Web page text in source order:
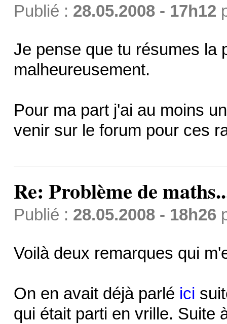
Publié : 28.05.2008 - 17h12
Je pense que tu résumes la
malheureusement.
Pour ma part j'ai au moins
venir sur le forum pour ces
Re: Problème de
Publié : 28.05.2008 - 18h26
Voilà deux remarques qui
On en avait déjà parlé ici
qui était parti en vrille. Suite